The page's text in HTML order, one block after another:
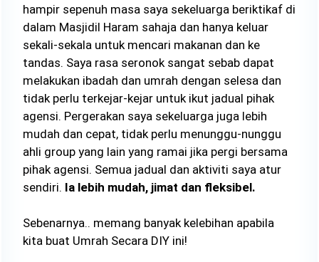
hampir sepenuh masa saya sekeluarga beriktikaf di
dalam Masjidil Haram sahaja dan hanya keluar
sekali-sekala untuk mencari makanan dan ke
tandas. Saya rasa seronok sangat sebab dapat
melakukan ibadah dan umrah dengan selesa dan
tidak perlu terkejar-kejar untuk ikut jadual pihak
agensi. Pergerakan saya sekeluarga juga lebih
mudah dan cepat, tidak perlu menunggu-nunggu
ahli group yang lain yang ramai jika pergi bersama
pihak agensi. Semua jadual dan aktiviti saya atur
sendiri. Ia lebih mudah, jimat dan fleksibel.
Sebenarnya.. memang banyak kelebihan apabila
kita buat Umrah Secara DIY ini!